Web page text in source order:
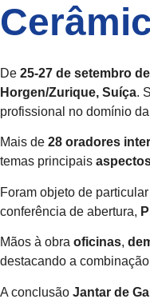
De 25-27 de setembro
Horgen/Zurique, Suíça.
profissional no domínio
Mais de 28 oradores
temas principais
Foram objeto de
conferência de abertura,
Mãos à obra oficinas,
destacando a
A conclusão Jantar de